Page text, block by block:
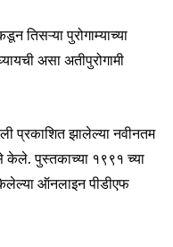
तिसऱ्या पुरोगाम्याच्या
असा अतीपुरोगामी
प्रकाशित झालेल्या नवीनतम
केले. पुस्तकाच्या १९९१ च्या
केलेल्या ऑनलाइन पीडीएफ